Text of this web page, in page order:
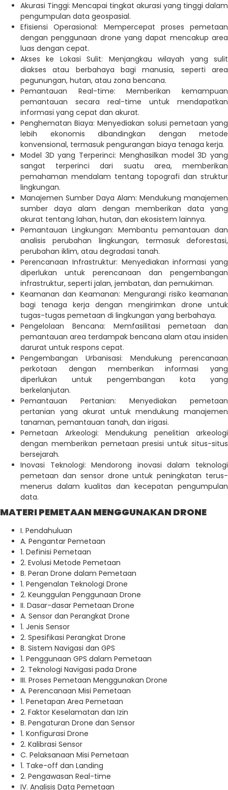
Akurasi Tinggi: Mencapai tingkat akurasi yang tinggi dalam
pengumpulan data geospasial.
Efisiensi Operasional: Mempercepat proses pemetaan
dengan penggunaan drone yang dapat mencakup area
luas dengan cepat.
Akses ke Lokasi Sulit: Menjangkau wilayah yang sulit
diakses atau berbahaya bagi manusia, seperti area
pegunungan, hutan, atau zona bencana.
Pemantauan Real-time: Memberikan kemampuan
pemantauan secara real-time untuk mendapatkan
informasi yang cepat dan akurat.
Penghematan Biaya: Menyediakan solusi pemetaan yang
lebih ekonomis dibandingkan dengan metode
konvensional, termasuk pengurangan biaya tenaga kerja.
Model 3D yang Terperinci: Menghasilkan model 3D yang
sangat terperinci dari suatu area, memberikan
pemahaman mendalam tentang topografi dan struktur
lingkungan.
Manajemen Sumber Daya Alam: Mendukung manajemen
sumber daya alam dengan memberikan data yang
akurat tentang lahan, hutan, dan ekosistem lainnya.
Pemantauan Lingkungan: Membantu pemantauan dan
analisis perubahan lingkungan, termasuk deforestasi,
perubahan iklim, atau degradasi tanah.
Perencanaan Infrastruktur: Menyediakan informasi yang
diperlukan untuk perencanaan dan pengembangan
infrastruktur, seperti jalan, jembatan, dan pemukiman.
Keamanan dan Keamanan: Mengurangi risiko keamanan
bagi tenaga kerja dengan mengirimkan drone untuk
tugas-tugas pemetaan di lingkungan yang berbahaya.
Pengelolaan Bencana: Memfasilitasi pemetaan dan
pemantauan area terdampak bencana alam atau insiden
darurat untuk respons cepat.
Pengembangan Urbanisasi: Mendukung perencanaan
perkotaan dengan memberikan informasi yang
diperlukan untuk pengembangan kota yang
berkelanjutan.
Pemantauan Pertanian: Menyediakan pemetaan
pertanian yang akurat untuk mendukung manajemen
tanaman, pemantauan tanah, dan irigasi.
Pemetaan Arkeologi: Mendukung penelitian arkeologi
dengan memberikan pemetaan presisi untuk situs-situs
bersejarah.
Inovasi Teknologi: Mendorong inovasi dalam teknologi
pemetaan dan sensor drone untuk peningkatan terus-
menerus dalam kualitas dan kecepatan pengumpulan
data.
MATERI PEMETAAN MENGGUNAKAN DRONE
I. Pendahuluan
A. Pengantar Pemetaan
1. Definisi Pemetaan
2. Evolusi Metode Pemetaan
B. Peran Drone dalam Pemetaan
1. Pengenalan Teknologi Drone
2. Keunggulan Penggunaan Drone
II. Dasar-dasar Pemetaan Drone
A. Sensor dan Perangkat Drone
1. Jenis Sensor
2. Spesifikasi Perangkat Drone
B. Sistem Navigasi dan GPS
1. Penggunaan GPS dalam Pemetaan
2. Teknologi Navigasi pada Drone
III. Proses Pemetaan Menggunakan Drone
A. Perencanaan Misi Pemetaan
1. Penetapan Area Pemetaan
2. Faktor Keselamatan dan Izin
B. Pengaturan Drone dan Sensor
1. Konfigurasi Drone
2. Kalibrasi Sensor
C. Pelaksanaan Misi Pemetaan
1. Take-off dan Landing
2. Pengawasan Real-time
IV. Analisis Data Pemetaan